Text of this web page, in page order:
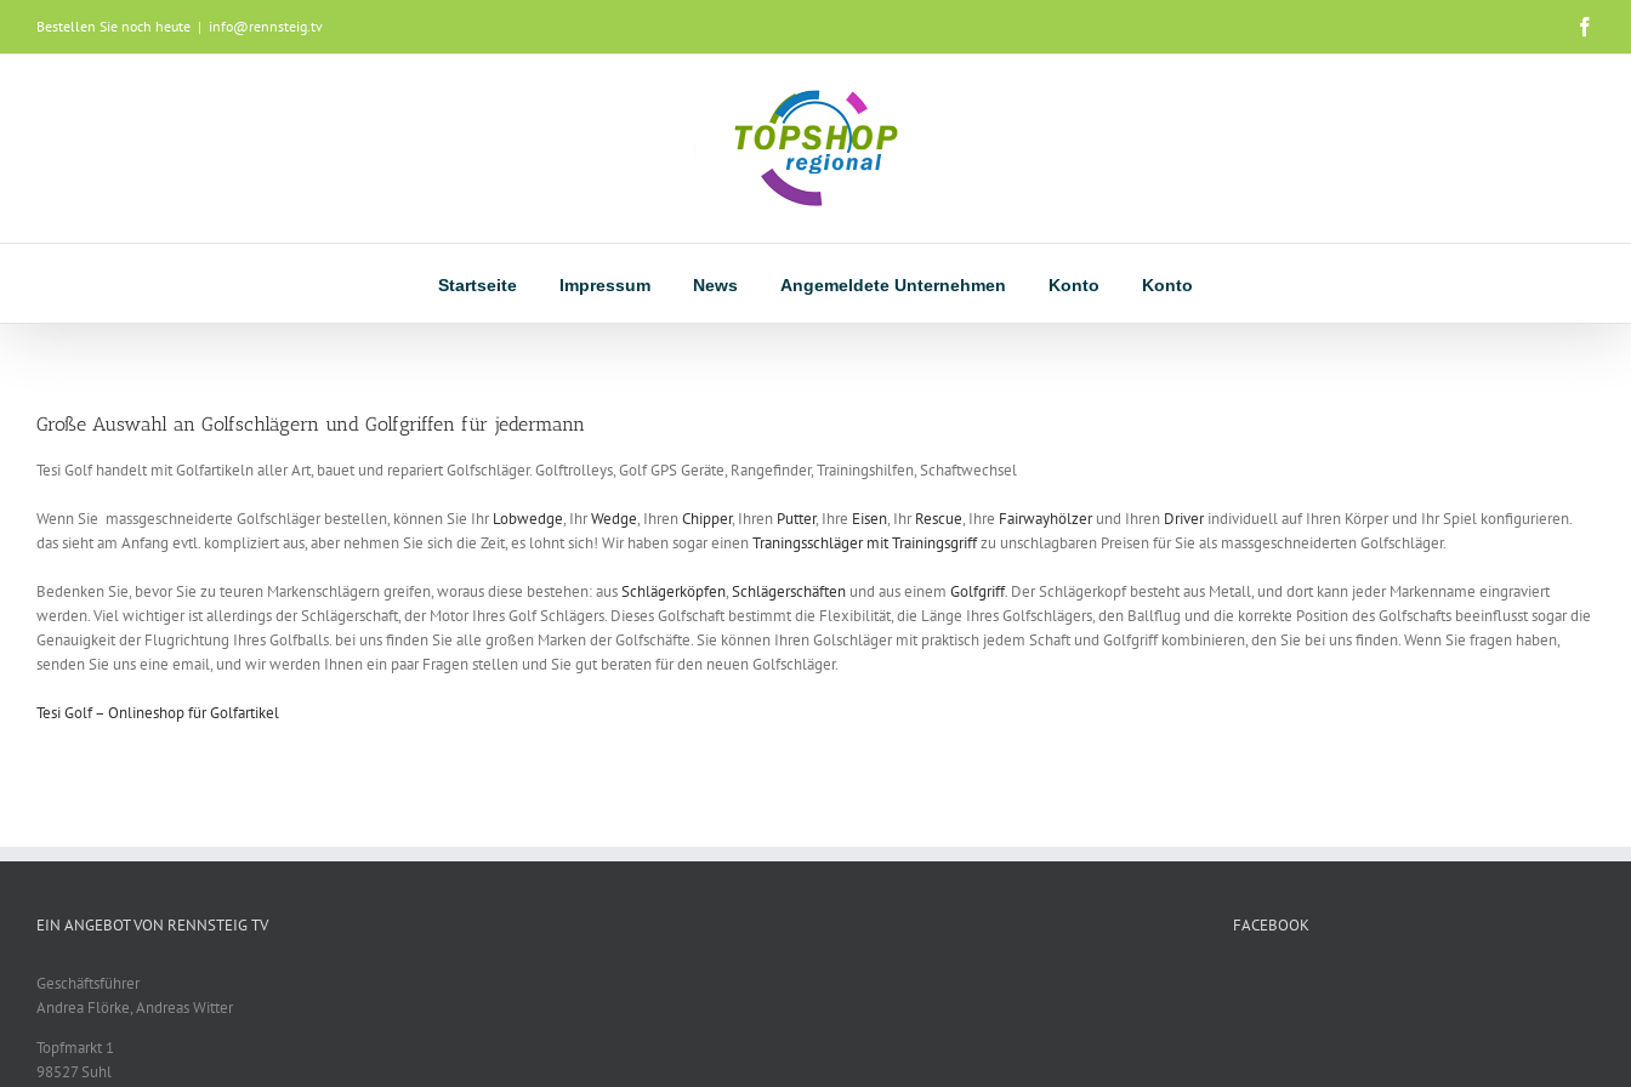
springen
Bestellen Sie noch heute | info@rennsteig.tv
Startseite Impressum News Angemeldete Unternehmen Konto Konto
Große Auswahl an Golfschlägern und Golfgriffen für jedermann
Tesi Golf handelt mit Golfartikeln aller Art, bauet und repariert Golfschläger. Golftrolleys, Golf GPS Geräte, Rangefinder, Trainingshilfen, Schaftwechsel
Wenn Sie massgeschneiderte Golfschläger bestellen, können Sie IhrLobwedge, IhrWedge, IhrenChipper, Ihren Putter, Ihre Eisen, IhrRescue, Ihre Fairwayhölzerund Ihren Driverindividuell auf Ihren Körper und Ihr Spiel konfigurieren.
das sieht am Anfang evtl. kompliziert aus, aber nehmen Sie sich die Zeit, es lohnt sich! Wir haben sogar einenTraningsschläger mit Trainingsgriffzu unschlagbaren Preisen für Sie als massgeschneiderten Golfschläger.
Bedenken Sie, bevor Sie zu teuren Markenschlägern greifen, woraus diese bestehen: ausSchlägerköpfen,Schlägerschäften und aus einem Golfgriff. Der Schlägerkopf besteht aus Metall, und dort kann jeder Markenname eingraviert
werden. Viel wichtiger ist allerdings der Schlägerschaft, der Motor Ihres Golf Schlägers. Dieses Golfschaft bestimmt die Flexibilität, die Länge Ihres Golfschlägers, den Ballflug und die korrekte Position des Golfschafts beeinflusst sogar die
Genauigkeit der Flugrichtung Ihres Golfballs. bei uns finden Sie alle großen Marken der Golfschäfte. Sie können Ihren Golschläger mit praktisch jedem Schaft und Golfgriff kombinieren, den Sie bei uns finden. Wenn Sie fragen haben,
senden Sie uns eine email, und wir werden Ihnen ein paar Fragen stellen und Sie gut beraten für den neuen Golfschläger.
Tesi Golf – Onlineshop für Golfartikel
EIN ANGEBOT VON RENNSTEIG TV
Geschäftsführer
Andrea Flörke, Andreas Witter
Topfmarkt 1
98527 Suhl
FACEBOOK